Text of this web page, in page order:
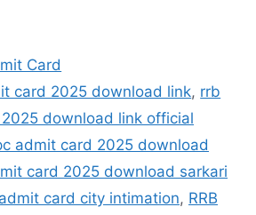
Card
card 2025 download link, rrb
download link official
admit card 2025 download
card 2025 download sarkari
card city intimation, RRB